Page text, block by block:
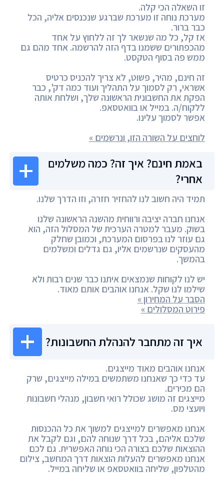
זו השאלה הכי קלה.
מערכת נוחה זו מערכת שברגע שנכנסים אליה, הכל
כבר ברור.
אז קל, כל מה שנשאר לך זה ללחוץ על אחד
מהכפתורים ששמנו בדף הזה להרשמה. אחד מהם גם
ממש פה בסוף הטקסט.
זה חינם, מהיר, פשוט, לא צריך להכניס כרטיס
אשראי, רק לסמוך על התהליך ועוד כמה דק', כבר
הפקת את החשבונית הראשונה שלך, ושלחת אותה
ללקוח/ה. במייל או בוואטסאפ.
אפשר לסמוך עלינו.
לוחצים על השורה הזו, ונרשמים »
באמת חינם? איך זה? כמה משלמים
אחרי?
תמיד היה חשוב לנו להחזיר חזרה, וזו הדרך שלנו.
אנחנו חברה יציבה ורווחית מהשנה הראשונה שלנו
בשוק. מעבר למטרה הערכית של המסלול הזה, הוא
גם עוזר לנו בפרסום המערכת, וכמובן שחלק
מהעסקים שנרשמים אליו, גם גדלים ומשלמים
בהמשך.
יש לנו לקוחות שנמצאים איתנו כבר שנים רבות ולא
שילמו לנו שקל. אנחנו אוהבים אותם מאוד.
הסבר על המחירון »
פירוט המסלולים »
איך זה מתחבר להנהלת החשבונות?
אנחנו אוהבים מאוד מייצגים.
עד כדי כך שאנחנו משתמשים במילה מייצגים, שרק
הם מכירים.
מייצגים זה מושג שכולל רואי חשבון, מנהלי חשבונות
ויועצי מס.
אנחנו מאפשרים למייצגים למשוך את כל ההכנסות
שלכם אליהם, בכל דרך שנוחה להם, וגם לקבל את
ההוצאות שלכם בצורה הכי נוחה האפשרית. גם לכם
אנחנו מאפשרים להעלות הוצאות דרך המחשב, צילום
מהטלפון, שליחה בוואטסאפ או שליחה במייל.